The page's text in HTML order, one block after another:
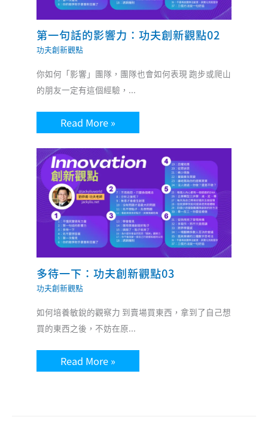
第一句話的影響力：功夫創新觀點02
功夫創新觀點
你如何「影響」團隊，團隊也會如何表現 跑步或爬山
的朋友一定有這個經驗，...
Read More »
多待一下：功夫創新觀點03
功夫創新觀點
如何培養敏銳的觀察力 到賣場買東西，拿到了自己想
買的東西之後，不妨在原...
Read More »